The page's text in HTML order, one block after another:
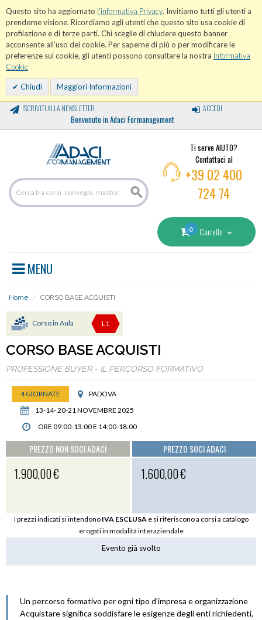
Questo sito ha aggiornato l'informativa Privacy. Invitiamo tutti gli utenti a
prenderne visione. Ricordiamo agli utenti che questo sito usa cookie di
profilazione e di terze parti. Chi sceglie di chiudere questo banner
acconsente all'uso dei cookie. Per saperne di più o per modificare le
preferenze sui cookie, gli utenti possono consultare la nostra Informativa
Cookie
Chiudi Maggiori Informazioni
ISCRIVITI ALLA NEWSLETTER
Benvenuto in Adaci Formanagement
ACCEDI
Ti serve AIUTO?
Contattaci al
+39 02 400
724 74
0 Carrello
MENU
Home / CORSO BASE ACQUISTI
Corso in Aula L1
CORSO BASE ACQUISTI
PROFESSIONE BUYER - IL PERCORSO FORMATIVO
4 GIORNATE
PADOVA
13-14- 20-21 NOVEMBRE 2025
ORE 09:00-13:00 E 14:00-18:00
PREZZO NON SOCI ADACI
1.900,00 €
PREZZO SOCI ADACI
1.600,00 €
I prezzi indicati si intendono IVA ESCLUSAe si riferiscono a corsi a catalogo
erogati in modalità interaziendale
Evento già svolto
Un percorso formativo per ogni tipo d’impresa e organizzazione
Acquistare significa soddisfare le esigenze degli enti richiedenti,